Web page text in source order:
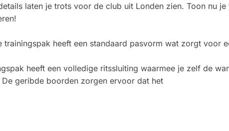
laten je trots voor de club uit Londen zien. Toon nu
trainingspak heeft een standaard pasvorm wat zorgt voor
heeft een volledige ritssluiting waarmee je zelf de
geribde boorden zorgen ervoor dat het